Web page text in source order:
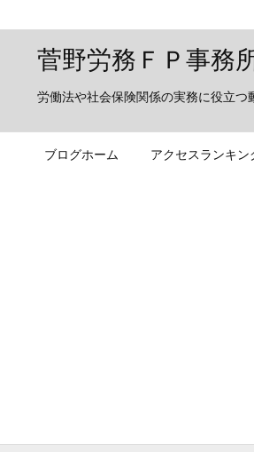
菅野労務ＦＰ事務
労働法や社会保険関係の実務に役立つ
ブログホーム アクセスランキン